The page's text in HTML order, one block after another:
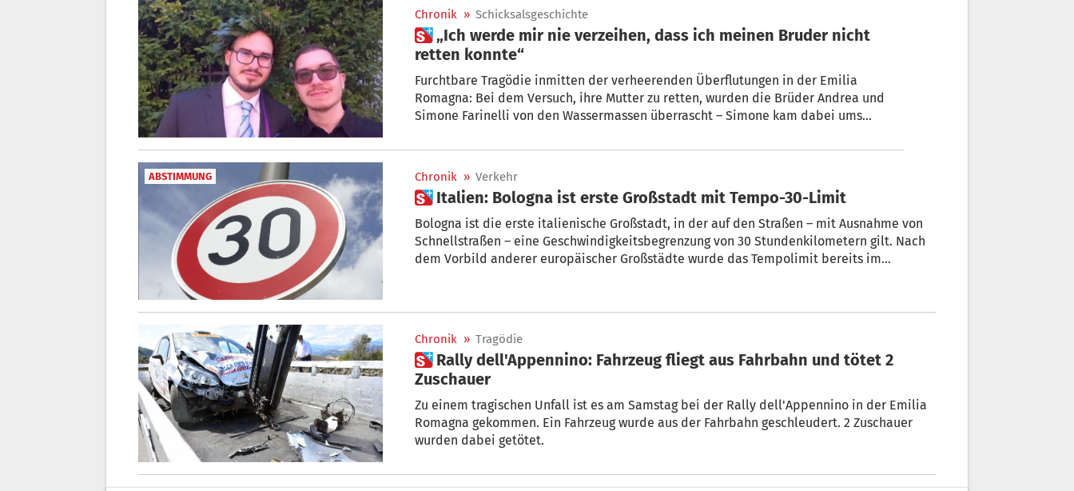
Chronik » Schicksalsgeschichte
 „Ich werde mir nie verzeihen, dass ich meinen Bruder nicht
retten konnte“
Furchtbare Tragödie inmitten der verheerenden Überflutungen in der Emilia
Romagna: Bei dem Versuch, ihre Mutter zu retten, wurden die Brüder Andrea und
Simone Farinelli von den Wassermassen überrascht – Simone kam dabei ums
konnte? Das werde ich mir niemals verzeihen“, erzählt der 24-jährige Andrea
Farinelli.
ABSTIMMUNG Chronik » Verkehr
 Italien: Bologna ist erste Großstadt mit Tempo-30-Limit
Bologna ist die erste italienische Großstadt, in der auf den Straßen – mit Ausnahme von
Schnellstraßen – eine Geschwindigkeitsbegrenzung von 30 Stundenkilometern gilt. Nach
dem Vorbild anderer europäischer Großstädte wurde das Tempolimit bereits im
Chronik » Tragödie
 Rally dell'Appennino: Fahrzeug fliegt aus Fahrbahn und tötet 2
Zuschauer
Zu einem tragischen Unfall ist es am Samstag bei der Rally dell'Appennino in der Emilia
Romagna gekommen. Ein Fahrzeug wurde aus der Fahrbahn geschleudert. 2 Zuschauer
wurden dabei getötet.